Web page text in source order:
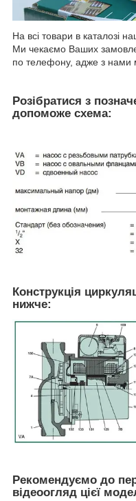
На всі товари в каталозі
Ми чекаємо Ваших
по телефону, адже з нами
Розібратися з
допоможе схема:
Конструкція
нижче:
Рекомендуємо до
відеоогляд цієї